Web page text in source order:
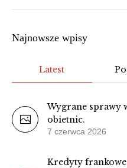
Najnowsze wpisy
Latest
Wygrane sprawy
obietnic.
7 czerwca 2026
Kredyty